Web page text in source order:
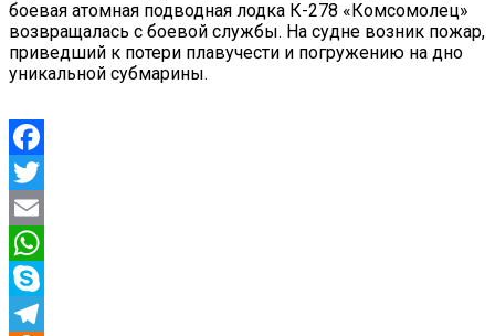
боевая атомная подводная лодка К-278 «Комсомолец»
возвращалась с боевой службы. На судне возник пожар,
приведший к потери плавучести и погружению на дно
уникальной субмарины.
Facebook
Twitter
Email
WhatsApp
Skype